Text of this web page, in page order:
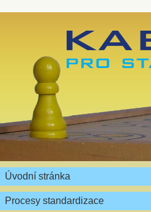
Úvodní stránka
Procesy standardizace